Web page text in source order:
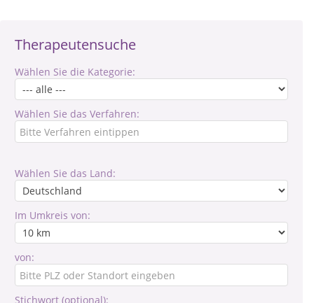
Therapeutensuche
Wählen Sie die Kategorie:
Wählen Sie das Verfahren:
Wählen Sie das Land:
Im Umkreis von:
von:
Stichwort (optional):